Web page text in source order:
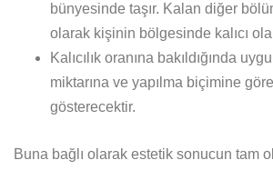
bünyesinde taşır. Kalan diğer
olarak kişinin bölgesinde kalıcı
Kalıcılık oranına bakıldığında
miktarına ve yapılma biçimine göre
gösterecektir.
Buna bağlı olarak estetik sonucun tam